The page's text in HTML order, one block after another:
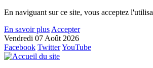
En naviguant sur ce site, vous acceptez
En savoir plus Accepter
Vendredi 07 Août 2026
Facebook TwitterYouTube